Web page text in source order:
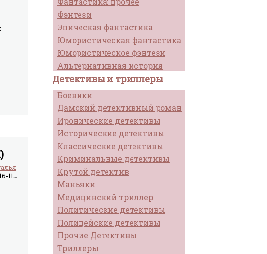
Фэнтези
Эпическая фантастика
Юмористическая фантастика
Юмористическое фэнтези
Альтернативная история
Детективы и триллеры
Боевики
Дамский детективный роман
Иронические детективы
Исторические детективы
Классические детективы
Криминальные детективы
Крутой детектив
Маньяки
Медицинский триллер
Политические детективы
Полицейские детективы
Прочие Детективы
Триллеры
11-08